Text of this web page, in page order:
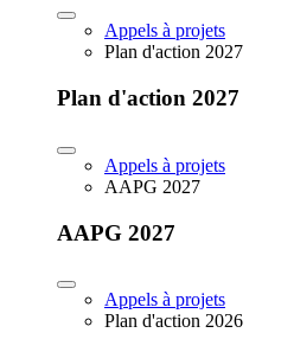
Appels à projets
Plan d'action 2027
Plan d'action 2027
Appels à projets
AAPG 2027
AAPG 2027
Appels à projets
Plan d'action 2026